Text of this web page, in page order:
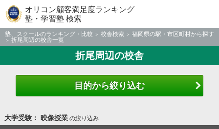
オリコン顧客満足度ランキング
塾・学習塾 検索
塾、スクールのランキング・比較 校舎検索
福岡県の駅・市区町村から探す
折尾周辺の校舎一覧
折尾周辺の校舎
目的から絞り込む
大学受験： 映像授業の絞り込み